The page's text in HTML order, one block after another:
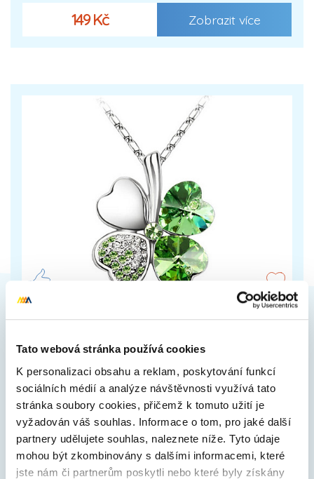
Tato webová stránka používá cookies
K personalizaci obsahu a reklam, poskytování funkcí
sociálních médií a analýze návštěvnosti využívá tato
stránka soubory cookies, přičemž k tomuto užití je
vyžadován váš souhlas. Informace o tom, pro jaké další
partnery udělujete souhlas, naleznete níže. Tyto údaje
mohou být zkombinovány s dalšími informacemi, které
jste nám či partnerům poskytli nebo které byly získány
149 Kč Zobrazit více
Přívěsek zelený čtyřlístek s řetízkem na krk. Přívěsek
na krk ve tvaru čtyřlístku pro štěstí. Obsahuje
barevné krystaly. Ideální…
199 Kč Zobrazit více